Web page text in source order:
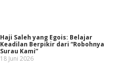
Haji Saleh yang Egois: Belajar
Keadilan Berpikir dari “Robohnya
Surau Kami”
18 Juni 2026